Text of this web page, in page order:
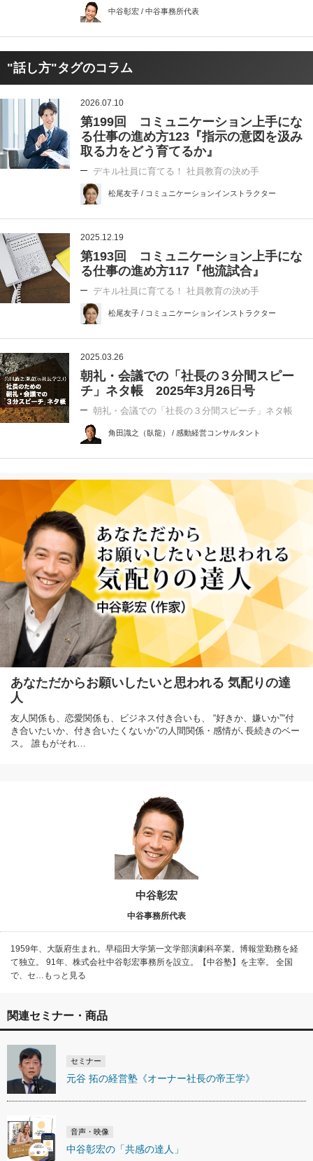
中谷彰宏 / 中谷事務所代表
"話し方"タグのコラム
2026.07.10
第199回 コミュニケーション上手にな
る仕事の進め方123『指示の意図を汲み
取る力をどう育てるか』
デキル社員に育てる！ 社員教育の決め手
松尾友子 / コミュニケーションインストラクター
2025.12.19
第193回 コミュニケーション上手にな
る仕事の進め方117『他流試合』
デキル社員に育てる！ 社員教育の決め手
松尾友子 / コミュニケーションインストラクター
2025.03.26
朝礼・会議での「社長の３分間スピー
チ」ネタ帳 2025年3月26日号
朝礼・会議での「社長の３分間スピーチ」ネタ帳
角田識之（臥龍） / 感動経営コンサルタント
あなただからお願いしたいと思われる 気配りの達
人
友人関係も、恋愛関係も、ビジネス付き合いも、 “好きか、嫌いか”“付
き合いたいか、付き合いたくないか”の人間関係・感情が､長続きのベー
ス。 誰もがそれ…
中谷彰宏
中谷事務所代表
1959年、大阪府生まれ。早稲田大学第一文学部演劇科卒業。博報堂勤務を経
て独立。 91年、株式会社中谷彰宏事務所を設立。【中谷塾】を主宰。 全国
で、セ…もっと見る
関連セミナー・商品
セミナー
元谷 拓の経営塾《オーナー社長の帝王学》
音声・映像
中谷彰宏の「共感の達人」